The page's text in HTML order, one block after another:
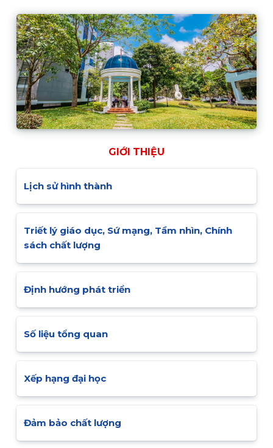
GIỚI THIỆU
Lịch sử hình thành
Triết lý giáo dục, Sứ mạng, Tầm nhìn, Chính
sách chất lượng
Định hướng phát triển
Số liệu tổng quan
Xếp hạng đại học
Đảm bảo chất lượng